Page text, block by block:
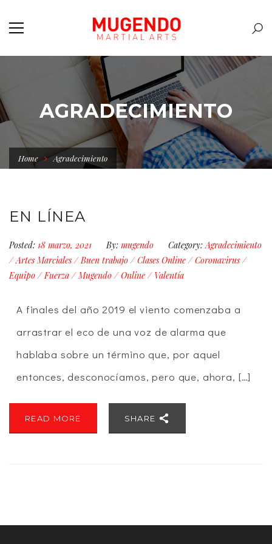
AGRADECIMIENTO
Home Agradecimiento
EN LÍNEA
Posted: 18 marzo, 2021 By: mugendo Category: Agradecimiento
/Artes Marciales/Buen trabajo/Clases Online/Coronavirus/
Equipo/Fuerza/Mugendo/Online/ Valentía
A finales del año 2019 el viento comenzaba a
arrastrar el eco de una voz de alarma que
hablaba sobre un término que, por aquel
entonces, desconocíamos, pero que, ahora, […]
READ MORE SHARE